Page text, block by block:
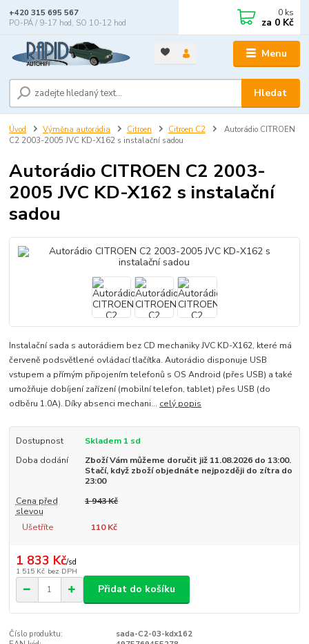
Menu
Hledat
+420 315 695 567
PO-PÁ / 9-17 hod, SO 10-12 hod
0 ks
za 0 Kč
Úvod Výměna autorádia Citroen Citroen C2
Autorádio CITROEN
C2 2003-2005 JVC KD-X162 s instalační sadou
Autorádio CITROEN C2 2003-
2005 JVC KD-X162 s instalační
sadou
Instalační sada s autorádiem bez CD mechaniky JVC KD-X162, které má
červeně podsvětlené ovládací tlačítka. Autorádio disponuje USB
vstupem a přímým připojením telefonů s OS Android (přes USB) a také
umožňuje dobíjení zařízení (mobilní telefon, tablet) přes USB (do
odběru 1.0A). Díky absenci mechani... celý popis
Dostupnost
Skladem 1 sd
Doba dodání
Zboží Vám můžeme doručit již 11.08.2026 do 13:00.
Stačí, když zboží objednáte nejpozději do zítra do
23:00
Cena před
slevou
1 943 Kč
Ušetříte 110 Kč
1 833 Kč/sd
1 515 Kč bez DPH
Přidat do košíku
Číslo produktu:
sada-C2-03-kdx162